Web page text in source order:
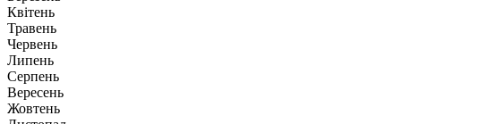
Квітень
Травень
Червень
Липень
Серпень
Вересень
Жовтень